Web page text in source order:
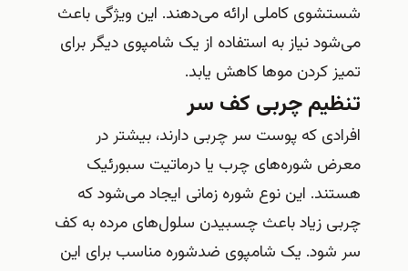
شستشوی کاملی ارائه می‌دهند. این ویژگی باعث
می‌شود نیاز به استفاده از یک شامپوی دیگر برای
تمیز کردن موها کاهش یابد.
تنظیم چربی کف سر
افرادی که پوست سر چربی دارند، بیشتر در
معرض شوره‌های چرب یا درماتیت سبورئیک
هستند. این نوع شوره زمانی ایجاد می‌شود که
چربی زیاد باعث چسبیدن سلول‌های مرده به کف
سر شود. یک شامپوی ضدشوره مناسب برای این